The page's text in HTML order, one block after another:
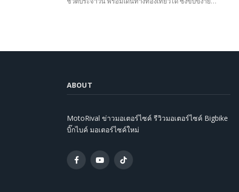
ABOUT
MotoRival ข่าวมอเตอร์ไซค์ รีวิวมอเตอร์ไซค์ Bigbike
บิ๊กไบค์ มอเตอร์ไซค์ใหม่
FacebookYouTubeTikTok